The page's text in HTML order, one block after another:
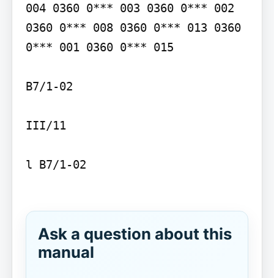
004 0360 0*** 003 0360 0*** 002
0360 0*** 008 0360 0*** 013 0360
0*** 001 0360 0*** 015
B7/1-02
III/11
l B7/1-02
Ask a question about this
manual